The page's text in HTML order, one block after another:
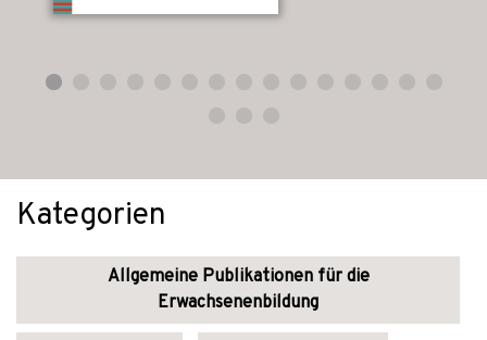
Kategorien
Allgemeine Publikationen für die
Erwachsenenbildung